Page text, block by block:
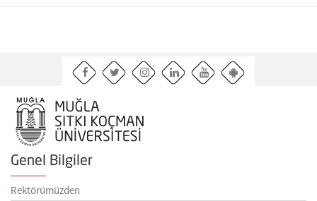
Genel Bilgiler
Rektörümüzden